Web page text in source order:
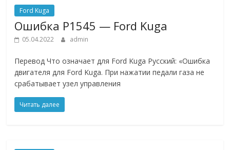
Ford Kuga
Ошибкa P1545 — Ford Kuga
05.04.2022 admin
Перевод Что означает для Ford Kuga Русский: «Ошибка
двигателя для Ford Kuga. При нажатии педали газа не
срабатывает узел управления
Читать далее